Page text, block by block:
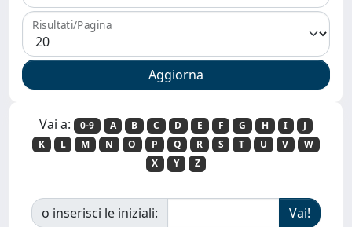
Risultati/Pagina
Vai a: 0-9 A B C D E F G H I
J
K
L M N O P Q R S T U V
W
X
Y Z
o inserisci le iniziali: